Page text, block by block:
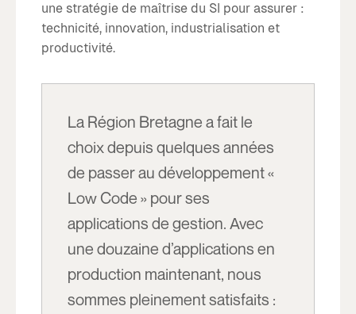
une stratégie de maîtrise du SI pour assurer :
technicité, innovation, industrialisation et
productivité.
La Région Bretagne a fait le
choix depuis quelques années
de passer au développement «
Low Code » pour ses
applications de gestion. Avec
une douzaine d’applications en
production maintenant, nous
sommes pleinement satisfaits :